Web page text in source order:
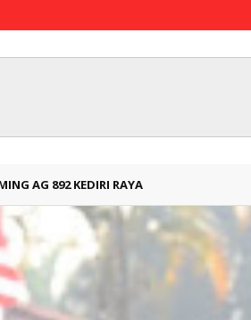
AG 892 KEDIRI RAYA